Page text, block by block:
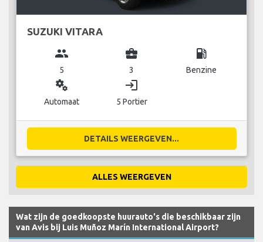
SUZUKI VITARA
group
5
business_center
3
local_gas_station
Benzine
miscellaneous_services
Automaat
login
5 Portier
DETAILS WEERGEVEN...
ALLES WEERGEVEN
Wat zijn de goedkoopste huurauto's die beschikbaar zijn
van Avis bij Luis Muñoz Marín International Airport?